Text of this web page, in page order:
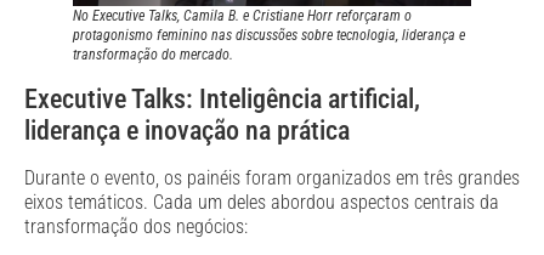
No Executive Talks, Camila B. e Cristiane Horr reforçaram o
protagonismo feminino nas discussões sobre tecnologia, liderança e
transformação do mercado.
Executive Talks: Inteligência artificial,
liderança e inovação na prática
Durante o evento, os painéis foram organizados em três grandes
eixos temáticos. Cada um deles abordou aspectos centrais da
transformação dos negócios: